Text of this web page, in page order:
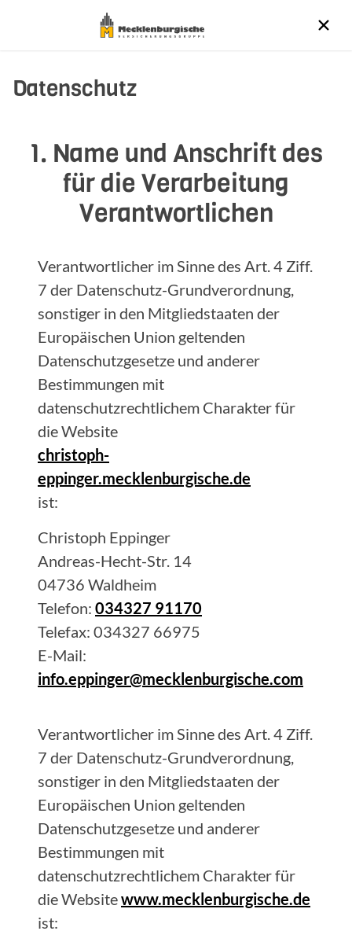
Datenschutz
1. Name und Anschrift des
für die Verarbeitung
Verantwortlichen
Verantwortlicher im Sinne des Art. 4 Ziff.
7 der Datenschutz-Grundverordnung,
sonstiger in den Mitgliedstaaten der
Europäischen Union geltenden
Datenschutzgesetze und anderer
Bestimmungen mit
datenschutzrechtlichem Charakter für
die Website
christoph-
eppinger.mecklenburgische.de
ist:
Christoph Eppinger
Andreas-Hecht-Str. 14
04736 Waldheim
Telefon: 034327 91170
Telefax: 034327 66975
E-Mail:
info.eppinger@mecklenburgische.com
Verantwortlicher im Sinne des Art. 4 Ziff.
7 der Datenschutz-Grundverordnung,
sonstiger in den Mitgliedstaaten der
Europäischen Union geltenden
Datenschutzgesetze und anderer
Bestimmungen mit
datenschutzrechtlichem Charakter für
die Websitewww.mecklenburgische.de
ist: